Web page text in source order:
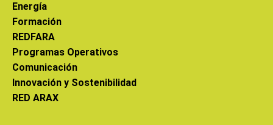
Energía
Formación
REDFARA
Programas Operativos
Comunicación
Innovación y Sostenibilidad
RED ARAX